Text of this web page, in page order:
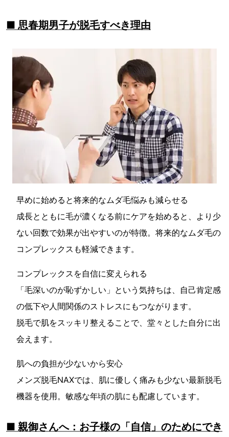
■ 思春期男子が脱毛すべき理由
早めに始めると将来的なムダ毛悩みも減らせる
成長とともに毛が濃くなる前にケアを始めると、より少
ない回数で効果が出やすいのが特徴。将来的なムダ毛の
コンプレックスも軽減できます。
コンプレックスを自信に変えられる
「毛深いのが恥ずかしい」という気持ちは、自己肯定感
の低下や人間関係のストレスにもつながります。
脱毛で肌をスッキリ整えることで、堂々とした自分に出
会えます。
肌への負担が少ないから安心
メンズ脱毛NAXでは、肌に優しく痛みも少ない最新脱毛
機器を使用。敏感な年頃の肌にも配慮しています。
■ 親御さんへ：お子様の「自信」のためにでき